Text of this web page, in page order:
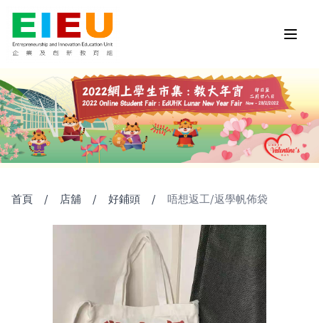
首頁 / 店舖 / 好鋪頭 / 唔想返工/返學帆佈袋